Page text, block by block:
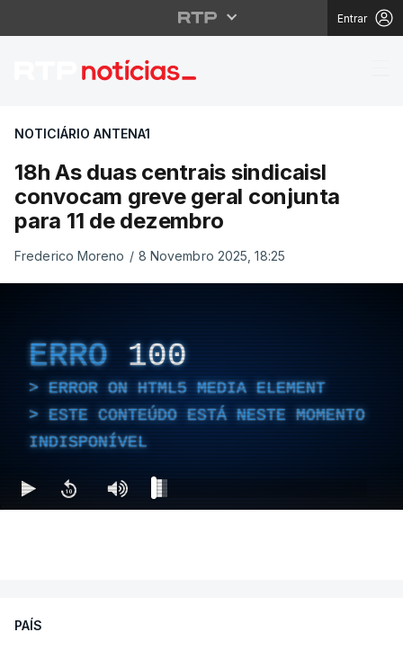
Entrar
18h As duas centrais
NOTICIÁRIO ANTENA1
18h As duas centrais sindicaisl
convocam greve geral conjunta
para 11 de dezembro
Frederico Moreno / 8 Novembro 2025, 18:25
ERRO 100
ERROR ON HTML5 MEDIA ELEMENT
ESTE CONTEÚDO ESTÁ NESTE MOMENTO
INDISPONÍVEL
PAÍS